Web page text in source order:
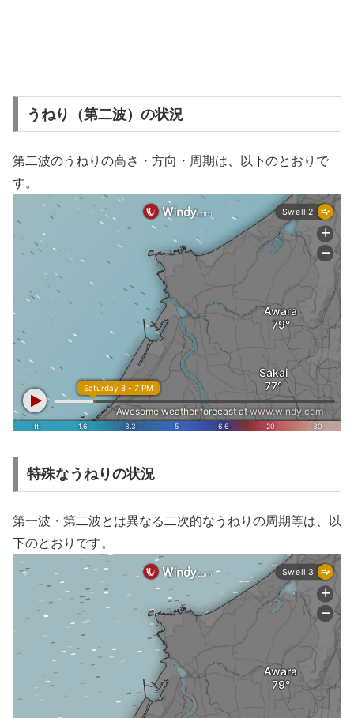
うねり（第二波）の状況
第二波のうねりの高さ・方向・周期は、以下のとおりで
す。
特殊なうねりの状況
第一波・第二波とは異なる二次的なうねりの周期等は、以
下のとおりです。